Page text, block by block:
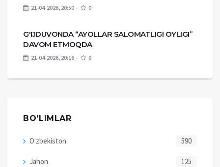
21-04-2026, 20:50 0
G'IJDUVONDA “AYOLLAR SALOMATLIGI OYLIGI”
DAVOM ETMOQDA
21-04-2026, 20:16 0
BO'LIMLAR
O'zbekiston 590
Jahon 125